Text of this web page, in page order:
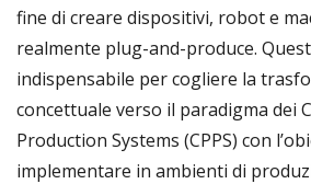
fine di creare dispositivi, robot e
realmente plug-and-produce.
indispensabile per cogliere la
concettuale verso il paradigma dei
Production Systems (CPPS) con
implementare in ambienti di